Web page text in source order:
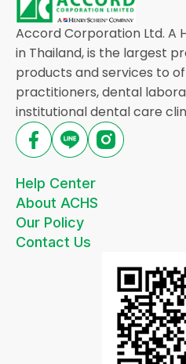
Accord Corporation Ltd. A
in Thailand, is the largest
products and services to
practitioners, dental
institutional dental care
Help Center
About ACHS
Our Policy
Contact Us